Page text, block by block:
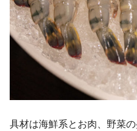
具材は海鮮系とお肉、野菜